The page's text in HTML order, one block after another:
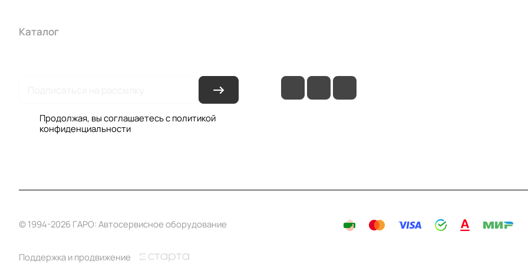
Каталог
Продолжая, вы соглашаетесь с политикой
конфиденциальности
© 1994-2026 ГАРО: Автосервисное оборудование
Поддержка и продвижение